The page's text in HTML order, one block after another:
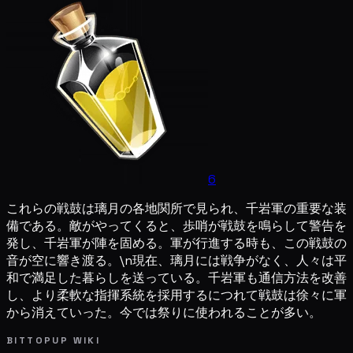
6
これらの戦鼓は璃月の各地関所で見られ、千岩軍の重要な装
備である。敵がやってくると、歩哨が戦鼓を鳴らして警告を
発し、千岩軍が陣を固める。軍が行進する時も、この戦鼓の
音が空に響き渡る。\n現在、璃月には戦争がなく、人々は平
和で満足した暮らしを送っている。千岩軍も通信方法を改善
し、より柔軟な指揮系統を採用するにつれて戦鼓は徐々に軍
から消えていった。今では祭りに使われることが多い。
BITTOPUP WIKI